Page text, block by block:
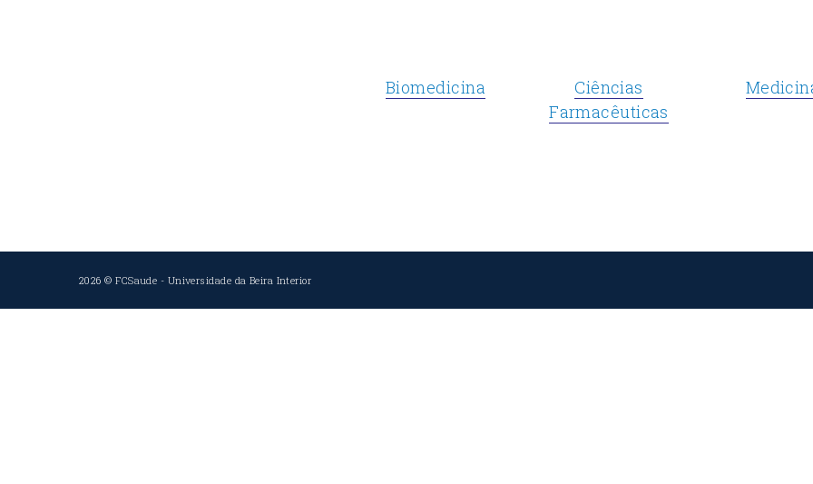
Biomedicina
Ciências
Farmacêuticas
2026 ©FCSaude - Universidade da Beira Interior